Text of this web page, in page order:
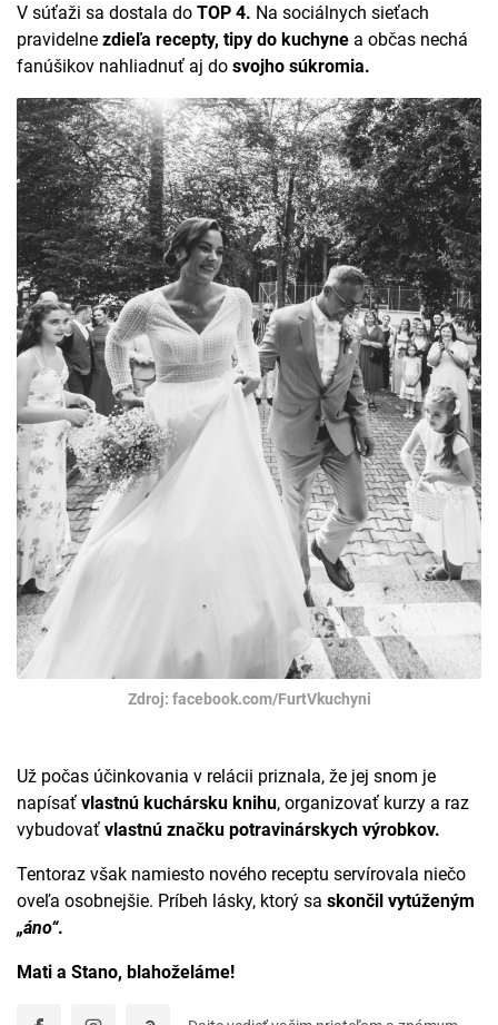
V súťaži sa dostala do TOP 4. Na sociálnych sieťach
pravidelne zdieľa recepty, tipy do kuchyne a občas nechá
fanúšikov nahliadnuť aj do svojho súkromia.
Zdroj: facebook.com/FurtVkuchyni
Už počas účinkovania v relácii priznala, že jej snom je
napísať vlastnú kuchársku knihu, organizovať kurzy a raz
vybudovať vlastnú značku potravinárskych výrobkov.
Tentoraz však namiesto nového receptu servírovala niečo
oveľa osobnejšie. Príbeh lásky, ktorý sa skončil vytúženým
„áno“.
Mati a Stano, blahoželáme!